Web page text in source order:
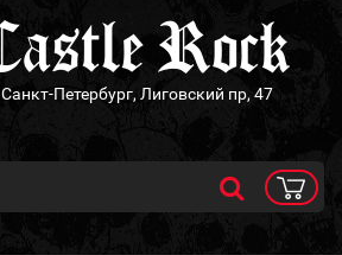
Санкт-Петербург, Лиговский пр, 47